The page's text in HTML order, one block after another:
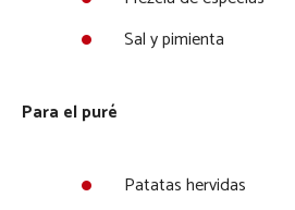
Sal y pimienta
Para el puré
Patatas hervidas